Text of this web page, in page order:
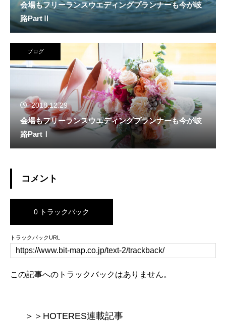
会場もフリーランスウエディングプランナーも今が岐
路PartⅡ
ブログ
2018.12.29
会場もフリーランスウエディングプランナーも今が岐
路PartⅠ
コメント
0 トラックバック
トラックバックURL
この記事へのトラックバックはありません。
＞＞HOTERES連載記事